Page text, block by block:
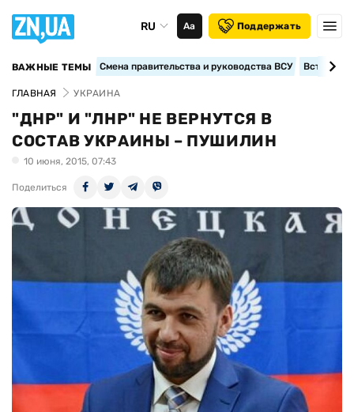
RU Аа Поддержать
ВАЖНЫЕ ТЕМЫ Смена правительства и руководства ВСУ
ГЛАВНАЯ УКРАИНА
"ДНР" И "ЛНР" НЕ ВЕРНУТСЯ В
СОСТАВ УКРАИНЫ – ПУШИЛИН
10 июня, 2015, 07:43
Поделиться